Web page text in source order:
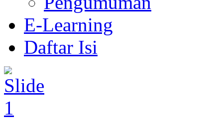
E-Learning
Daftar Isi